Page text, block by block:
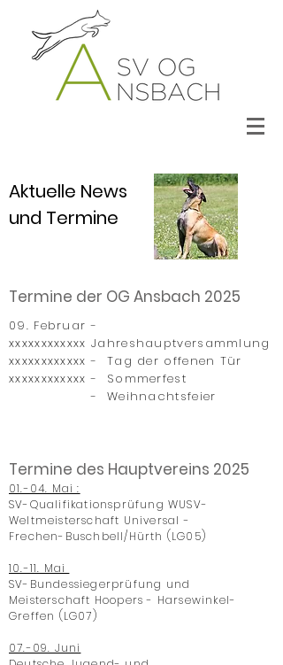
Aktuelle News
und Termine
Termine der OG Ansbach 2025
09. Februar
xxxxxxxxxxxx
xxxxxxxxxxxx
xxxxxxxxxxxx
-
Jahreshauptversammlung
- Tag der offenen Tür
- Sommerfest
- Weihnachtsfeier
Termine des Hauptvereins 2025
01.-04. Mai :
SV-Qualifikationsprüfung WUSV-
Weltmeisterschaft Universal -
Frechen-Buschbell/Hürth (LG05)
10.-11. Mai
SV-Bundessiegerprüfung und
Meisterschaft Hoopers - Harsewinkel-
Greffen (LG07)
07.-09. Juni